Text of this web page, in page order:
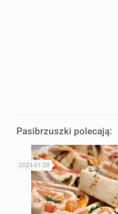
Pasibrzuszki polecają:
2024-01-28